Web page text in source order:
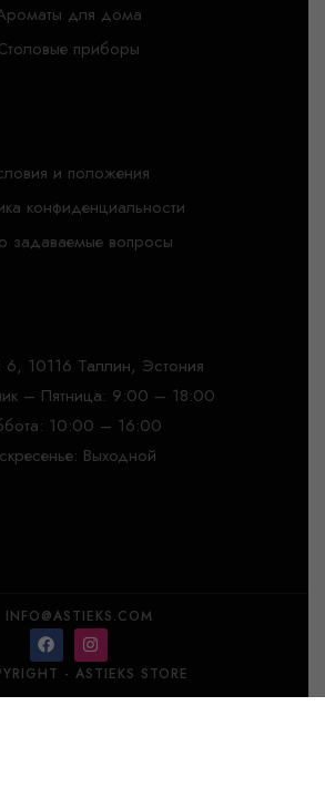
для дома
приборы
и положения
конфиденциальности
задаваемые вопросы
6, 10116 Таллин, Эстония
– Пятница: 9:00 – 18:00
10:00 – 16:00
Выходной
INFO@ASTIEKS.COM
- ASTIEKS STORE